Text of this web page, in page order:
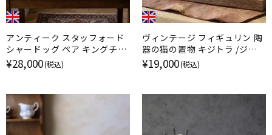
アンティーク スタッフォード
シャードッグ ペア キングチャ
ールズスパニエル イギリス
¥28,000(税込)
ヴィンテージ フィギュリン 陶
器の猫の置物 キジトラ /ジェ
ニー・ウィンスタンレイ イギリ
¥19,000(税込)